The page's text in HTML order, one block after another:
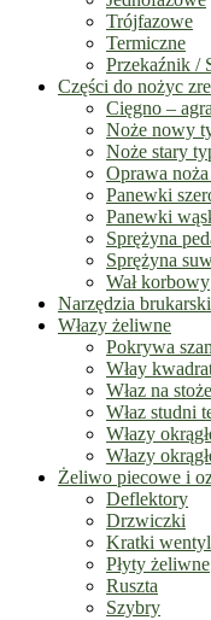
Trójfazowe
Termiczne
Przekaźnik /
Części do nożyc
Cięgno –
Noże nowy
Noże stary
Oprawa noża
Panewki
Panewki
Sprężyna
Sprężyna
Wał korbowy
Narzędzia
Włazy żeliwne
Pokrywa
Włay
Właz na
Właz studni
Włazy
Włazy
Żeliwo piecowe i
Deflektory
Drzwiczki
Kratki
Płyty żeliwne
Ruszta
Szybry